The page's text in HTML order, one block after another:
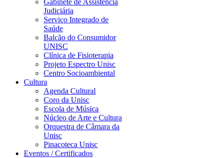
Gabinete de Assistência
Judiciária
Serviço Integrado de
Saúde
Balcão do Consumidor
UNISC
Clínica de Fisioterapia
Projeto Espectro Unisc
Centro Socioambiental
Cultura
Agenda Cultural
Coro da Unisc
Escola de Música
Núcleo de Arte e Cultura
Orquestra de Câmara da
Unisc
Pinacoteca Unisc
Eventos / Certificados